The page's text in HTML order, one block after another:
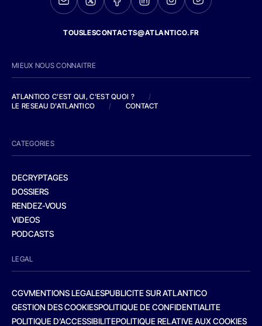
TOUSLESCONTACTS@ATLANTICO.FR
MIEUX NOUS CONNAITRE
ATLANTICO C'EST QUI, C'EST QUOI ?
/
LE RESEAU D'ATLANTICO
/ CONTACT
CATEGORIES
DECRYPTAGES
DOSSIERS
RENDEZ-VOUS
VIDEOS
PODCASTS
LEGAL
CGVMENTIONS LEGALESPUBLICITE SUR ATLANTICO
GESTION DES COOKIESPOLITIQUE DE CONFIDENTIALITE
POLITIQUE D’ACCESSIBILITEPOLITIQUE RELATIVE AUX COOKIES